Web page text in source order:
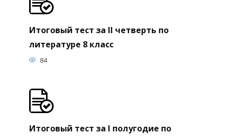
Итоговый тест за II четверть по
литературе 8 класс
84
Итоговый тест за I полугодие по